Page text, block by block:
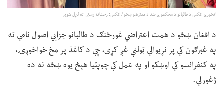
انځوریز عکس د طالبانو د محکمو پر ضد د معترضو ښځو / عکس: رخشانه رسنۍ ته لېږل شوی
د افغان ښځو د همت اعتراضي غورځنګ د طالبانو جزايي اصول نامې ته
په غبرګون کې پر نړیوالې ټولنې غږ کړی، چې د کاغذ پر مخ خواخوږۍ،
په کنفرانسو کې اوښکو او په عمل کې چوپتیا هېڅ یوه ښځه نه ده
ژغورلې.